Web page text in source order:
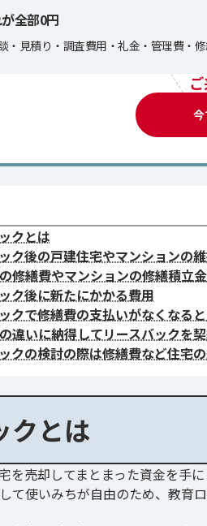
全部0円
・見積り・調査費用・礼金・管理費・
クとは
ク後の戸建住宅やマンションの
修繕費やマンションの修繕積立
ク後に新たにかかる費用
クで修繕費の支払いがなくなる
違いに納得してリースバックを
クの検討の際は修繕費など住宅
クとは
を売却してまとまった資金を手
て使いみちが自由のため、教育